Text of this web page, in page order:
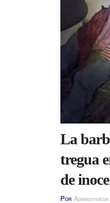
La
tregua
de
Por Administrator